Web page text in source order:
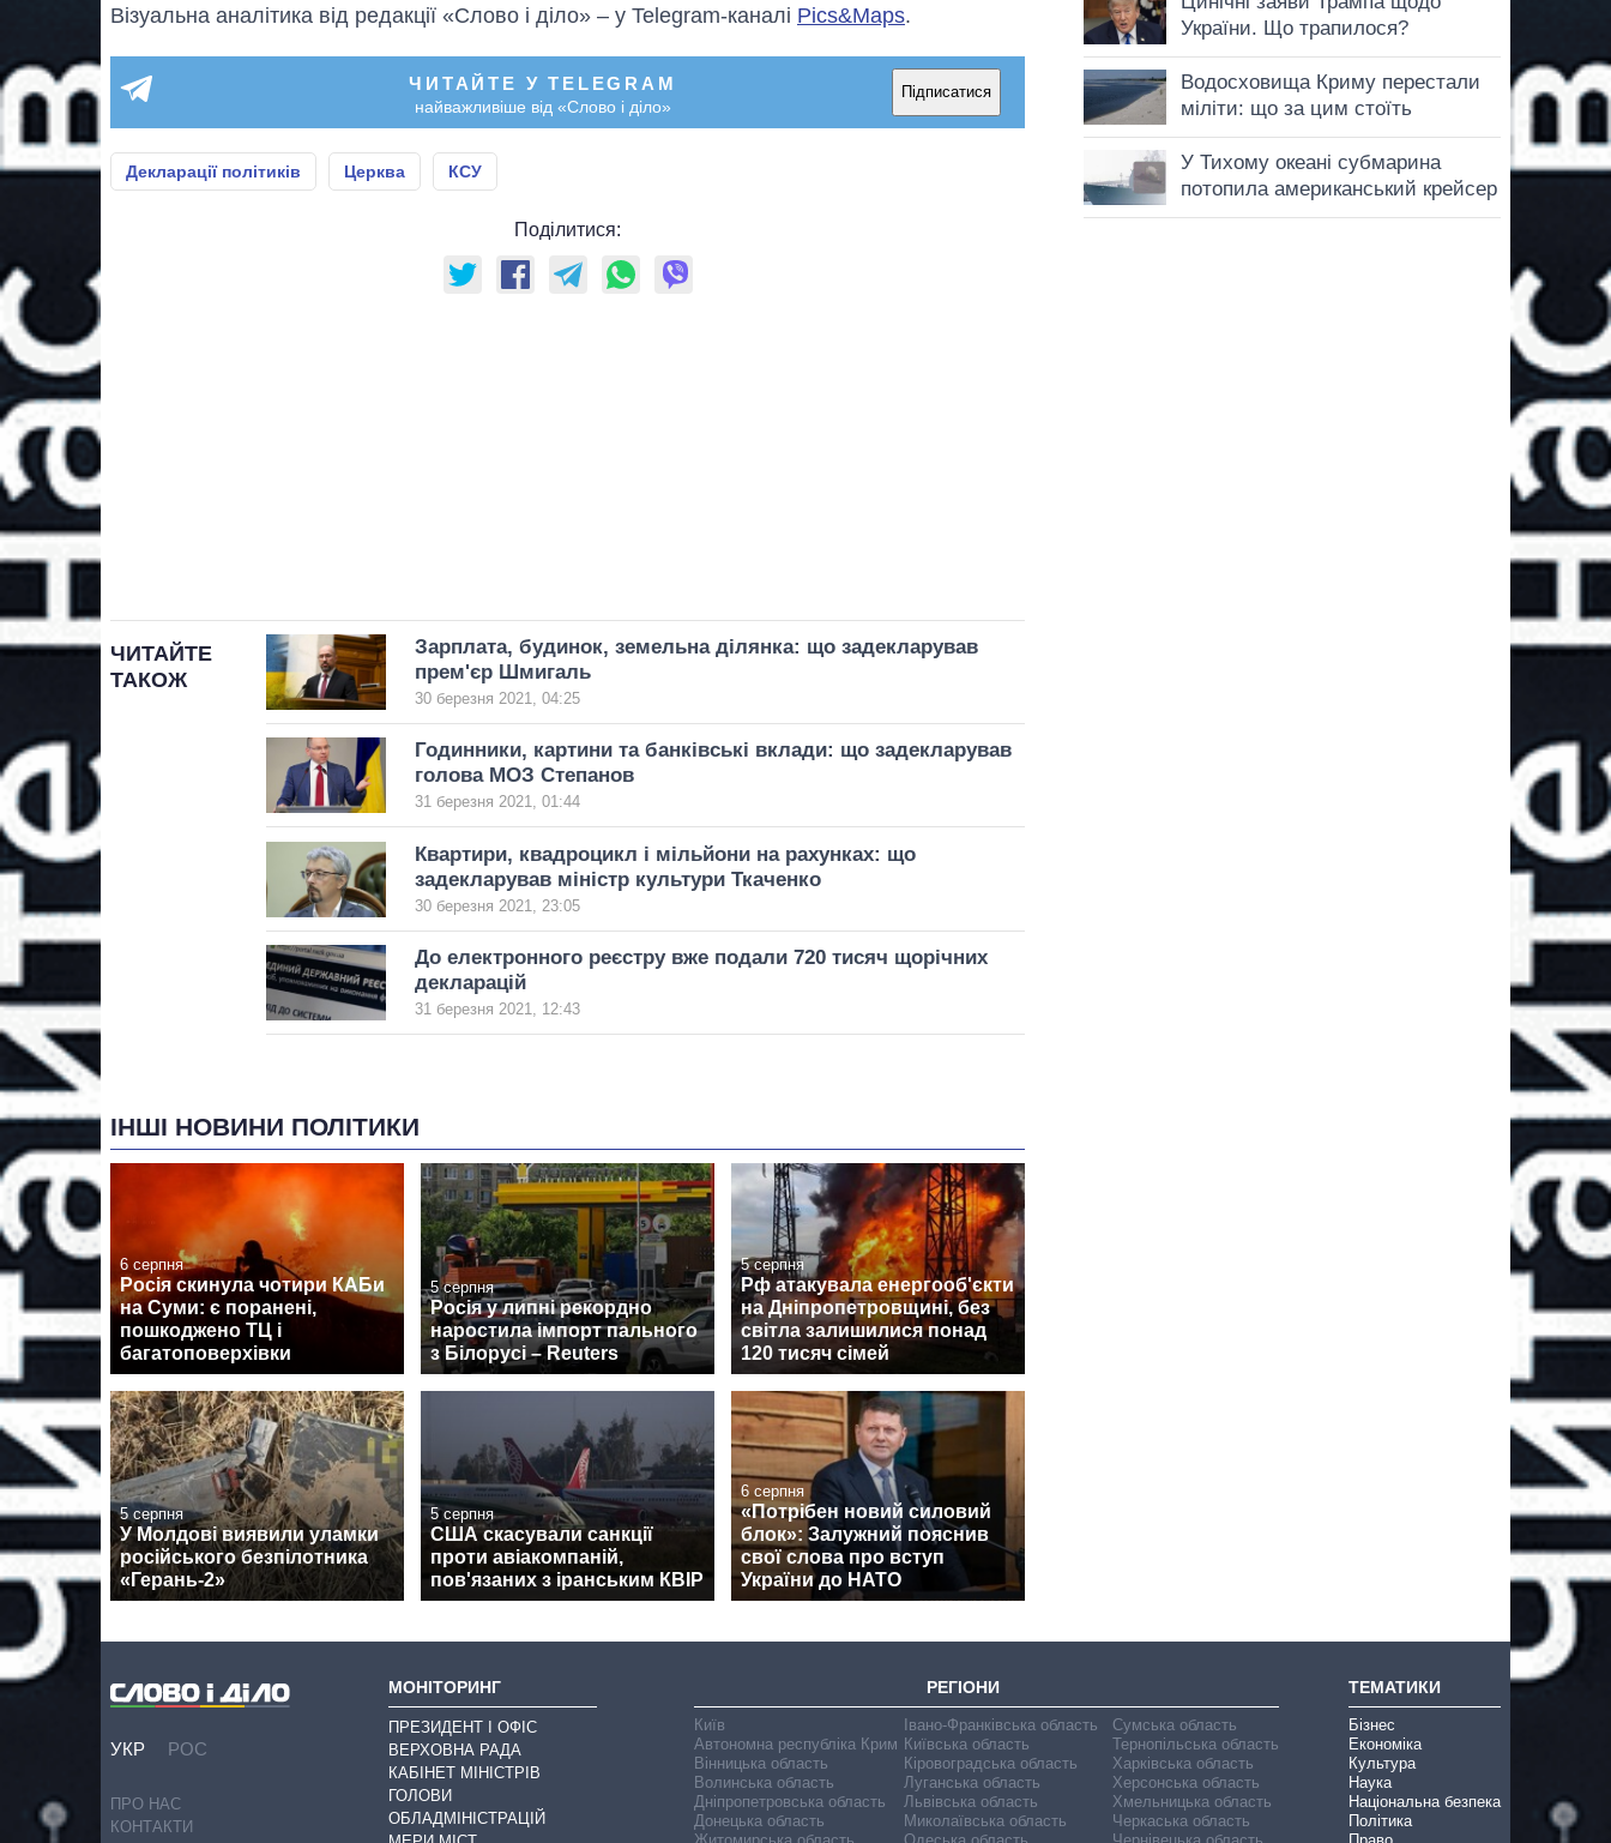
Візуальна аналітика від редакції «Слово і діло» – у Telegram-каналі Pics&Maps.
ЧИТАЙТЕ У TELEGRAM
найважливіше від «Слово і діло»
Підписатися
Декларації політиків Церква КСУ
Поділитися:
ЧИТАЙТЕ
ТАКОЖ
Зарплата, будинок, земельна ділянка: що задекларував
прем'єр Шмигаль
30 березня 2021, 04:25
Годинники, картини та банківські вклади: що задекларував
голова МОЗ Степанов
31 березня 2021, 01:44
Квартири, квадроцикл і мільйони на рахунках: що
задекларував міністр культури Ткаченко
30 березня 2021, 23:05
До електронного реєстру вже подали 720 тисяч щорічних
декларацій
31 березня 2021, 12:43
ІНШІ НОВИНИ ПОЛІТИКИ
6 серпня
Росія скинула чотири КАБи
на Суми: є поранені,
пошкоджено ТЦ і
багатоповерхівки
5 серпня
Росія у липні рекордно
наростила імпорт пального
з Білорусі – Reuters
5 серпня
Рф атакувала енергооб'єкти
на Дніпропетровщині, без
світла залишилися понад
120 тисяч сімей
5 серпня
У Молдові виявили уламки
російського безпілотника
«Герань-2»
5 серпня
США скасували санкції
проти авіакомпаній,
пов'язаних з іранським КВІР
6 серпня
«Потрібен новий силовий
блок»: Залужний пояснив
свої слова про вступ
України до НАТО
УКР РОС
ПРО НАС
КОНТАКТИ
МОНІТОРИНГ
ПРЕЗИДЕНТ І ОФІС
ВЕРХОВНА РАДА
КАБІНЕТ МІНІСТРІВ
ГОЛОВИ
ОБЛАДМІНІСТРАЦІЙ
РЕГІОНИ
Київ
Автономна республіка Крим
Вінницька область
Волинська область
Дніпропетровська область
Донецька область
Івано-Франківська область
Київська область
Кіровоградська область
Луганська область
Львівська область
Миколаївська область
Сумська область
Тернопільська область
Харківська область
Херсонська область
Хмельницька область
Черкаська область
ТЕМАТИКИ
Бізнес
Економіка
Культура
Наука
Національна безпека
Політика